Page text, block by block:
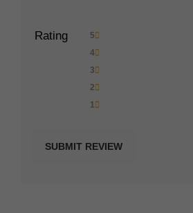
Rating
5
4
3
2
1